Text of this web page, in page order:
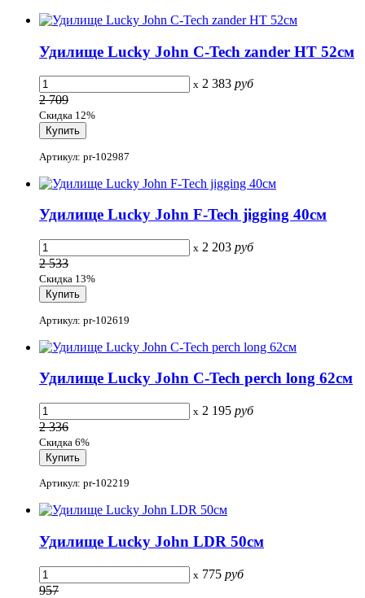
Удилище Lucky John C-Tech zander HT 52см
x 2 383 руб
2 709
Скидка 12%
Артикул: pr-102987
Удилище Lucky John F-Tech jigging 40см
x 2 203 руб
2 533
Скидка 13%
Артикул: pr-102619
Удилище Lucky John C-Tech perch long 62см
x 2 195 руб
2 336
Скидка 6%
Артикул: pr-102219
Удилище Lucky John LDR 50см
x 775 руб
957